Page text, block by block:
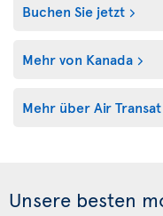
Buchen Sie jetzt
Mehr von Kanada
Mehr über Air
Unsere besten